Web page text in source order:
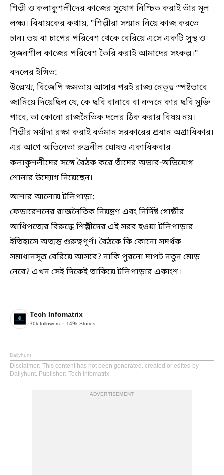
শিল্পী ও কলাকুশলীদের কাজের সুযোগ নিশ্চিত করাই তাঁর মূল
লক্ষ্য। বিধায়কের কথায়, "শিল্পীরা সম্মান নিয়ে কাজ করতে
চান। ভয় বা চাপের পরিবেশ থেকে বেরিয়ে এসে একটি সুস্থ ও
সৃজনশীল কাজের পরিবেশ তৈরি করাই আমাদের সংকল্প।"
বদলের ইঙ্গিত:
উল্লেখ্য, বিজেপি ক্ষমতায় আসার পরই রাজ্য নেতৃত্ব স্পষ্টভাবে
জানিয়ে দিয়েছিল যে, কে ছবি বানাবে বা নন্দনে কার ছবি মুক্তি
পাবে, তা কোনো রাজনৈতিক দলের ঠিক করার বিষয় নয়।
শিল্পীর মর্যাদা রক্ষা করাই বর্তমান সরকারের প্রধান অগ্রাধিকার।
এর আগে অভিনেতা রুদ্রনীল ঘোষও একাধিকবার
কলাকুশলীদের সঙ্গে বৈঠক করে তাঁদের অভাব-অভিযোগ
শোনার উদ্যোগ নিয়েছেন।
আশার আলোয় টলিপাড়া:
ফেডারেশনের রাজনৈতিক নিয়ন্ত্রণ এবং নির্দিষ্ট গোষ্ঠীর
আধিপত্যের বিরুদ্ধে শিল্পীদের এই সরব হওয়া টলিপাড়ার
ইতিহাসে অত্যন্ত গুরুত্বপূর্ণ। বৈঠকে কি কোনো সদর্থক
সমাধানসূত্র বেরিয়ে আসবে? নাকি পুরনো দাপট নতুন মোড়
নেবে? এখন সেই দিকেই তাকিয়ে টলিপাড়ার একাংশ।
Tech Infomatrix
30k followers 149k Stories
Dailyhunt
Disclaimer: This content has not been generated, created or edited by
Dailyhunt. Publisher: Tech Infomatrix
ADVERTISEMENT